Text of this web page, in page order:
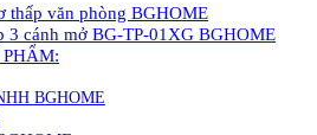
thấp văn phòng BGHOME
3 cánh mở BG-TP-01XG BGHOME
BGHOME